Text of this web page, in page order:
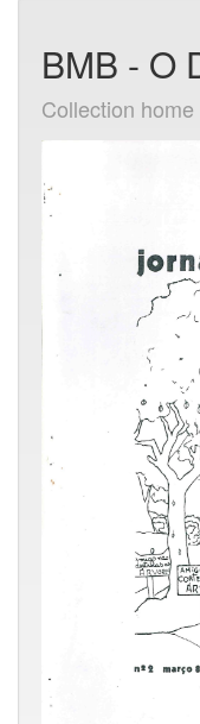
BMB - O
Collection home